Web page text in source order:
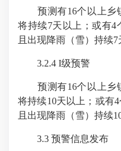
预测有16个以上乡
将持续7天以上；或有4
且出现降雨（雪）持续7
3.2.4 I级预警
预测有16个以上乡
将持续10天以上；或有
且出现降雨（雪）持续
3.3 预警信息发布